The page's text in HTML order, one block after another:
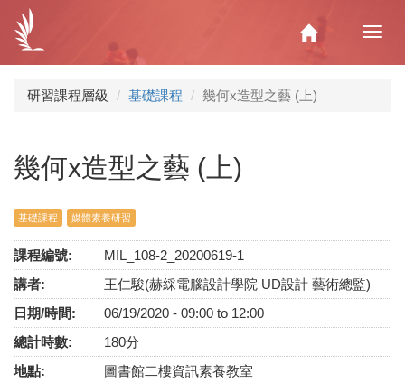
內
Home
研習課程層級 基礎課程 幾何x造型之藝 (上)
幾何x造型之藝 (上)
基礎課程 媒體素養研習
課程編號:
MIL_108-2_20200619-1
講者:
王仁駿(赫綵電腦設計學院 UD設計 藝術總監)
日期/時間:
06/19/2020 - 09:00 to 12:00
總計時數:
180分
地點:
圖書館二樓資訊素養教室